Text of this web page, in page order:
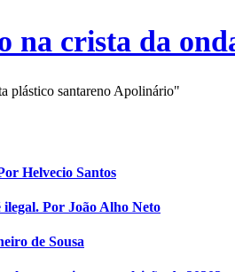
na crista da
plástico santareno Apolinário"
Helvecio Santos
Por João Alho Neto
de Sousa